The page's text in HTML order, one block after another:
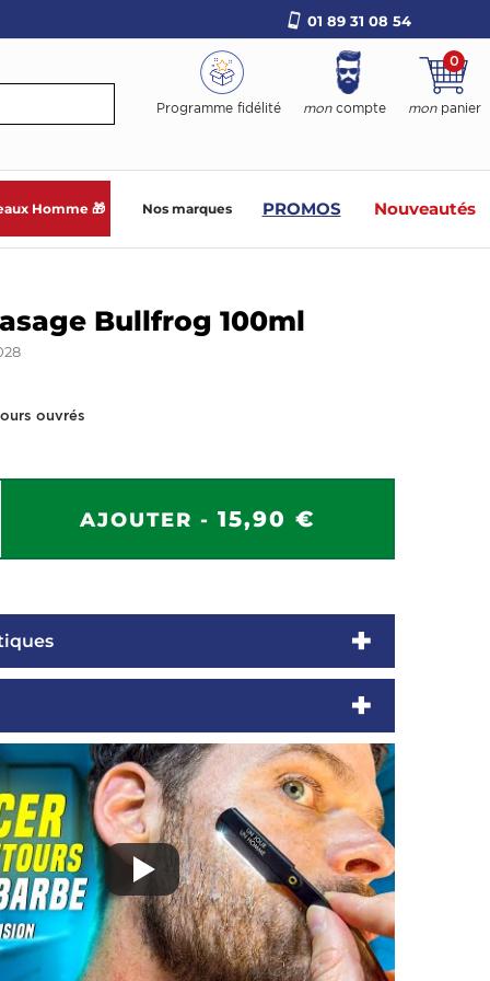
01 89 31 08 54
Programme fidélité mon compte mon panier
0
Homme 🎁 Nos marques PROMOS Nouveautés
Bullfrog 100ml
ouvrés
AJOUTER - 15,90 €